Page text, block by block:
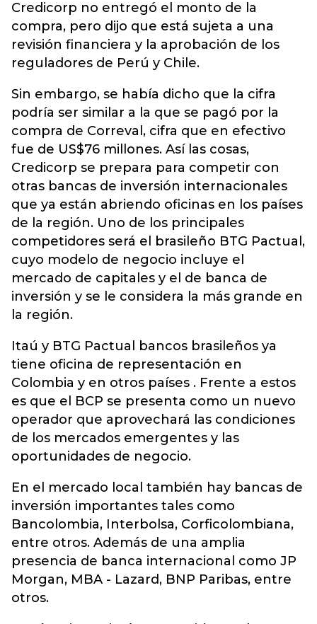
Credicorp no entregó el monto de la
compra, pero dijo que está sujeta a una
revisión financiera y la aprobación de los
reguladores de Perú y Chile.
Sin embargo, se había dicho que la cifra
podría ser similar a la que se pagó por la
compra de Correval, cifra que en efectivo
fue de US$76 millones. Así las cosas,
Credicorp se prepara para competir con
otras bancas de inversión internacionales
que ya están abriendo oficinas en los países
de la región. Uno de los principales
competidores será el brasileño BTG Pactual,
cuyo modelo de negocio incluye el
mercado de capitales y el de banca de
inversión y se le considera la más grande en
la región.
Itaú y BTG Pactual bancos brasileños ya
tiene oficina de representación en
Colombia y en otros países . Frente a estos
es que el BCP se presenta como un nuevo
operador que aprovechará las condiciones
de los mercados emergentes y las
oportunidades de negocio.
En el mercado local también hay bancas de
inversión importantes tales como
Bancolombia, Interbolsa, Corficolombiana,
entre otros. Además de una amplia
presencia de banca internacional como JP
Morgan, MBA - Lazard, BNP Paribas, entre
otros.